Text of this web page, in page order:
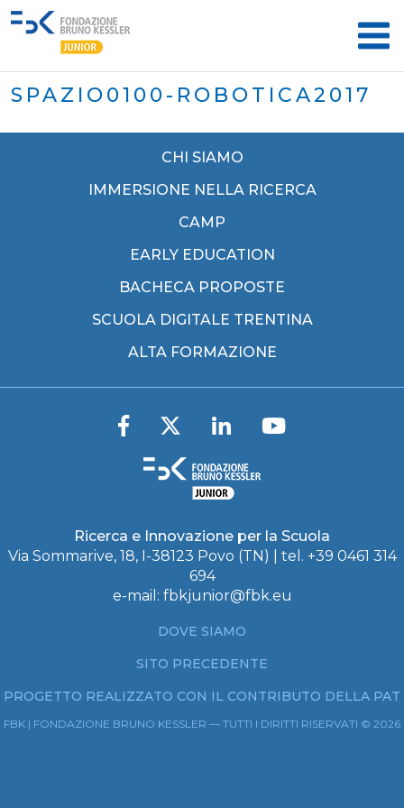
SPAZIO0100-ROBOTICA2017
CHI SIAMO
IMMERSIONE NELLA RICERCA
CAMP
EARLY EDUCATION
BACHECA PROPOSTE
SCUOLA DIGITALE TRENTINA
ALTA FORMAZIONE
Ricerca e Innovazione per la Scuola
Via Sommarive, 18, I-38123 Povo (TN) | tel. +39 0461 314
694
e-mail: fbkjunior@fbk.eu
DOVE SIAMO
SITO PRECEDENTE
PROGETTO REALIZZATO CON IL CONTRIBUTO DELLA PAT
FBK | FONDAZIONE BRUNO KESSLER — TUTTI I DIRITTI RISERVATI © 2026